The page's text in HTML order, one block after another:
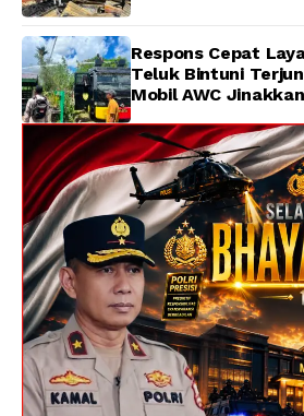
Respons Cepat
Teluk Bintuni
Mobil AWC